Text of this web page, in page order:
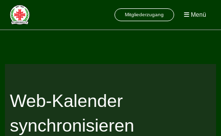
Mitgliederzugang Menü
Web-Kalender
synchronisieren